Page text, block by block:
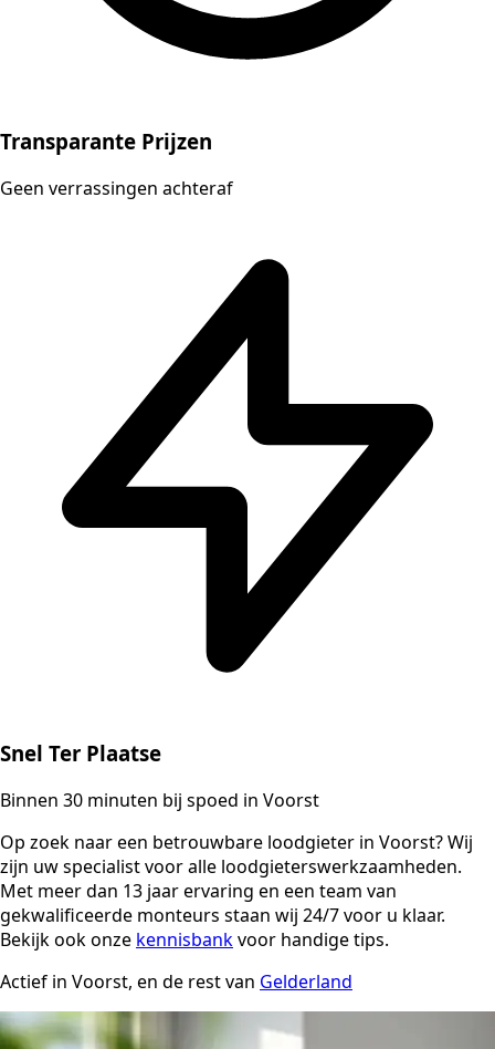
Transparante Prijzen
Geen verrassingen achteraf
Snel Ter Plaatse
Binnen 30 minuten bij spoed in Voorst
Op zoek naar een betrouwbare loodgieter in Voorst? Wij
zijn uw specialist voor alle loodgieterswerkzaamheden.
Met meer dan 13 jaar ervaring en een team van
gekwalificeerde monteurs staan wij 24/7 voor u klaar.
Bekijk ook onze kennisbankvoor handige tips.
Actief in Voorst, en de rest van Gelderland